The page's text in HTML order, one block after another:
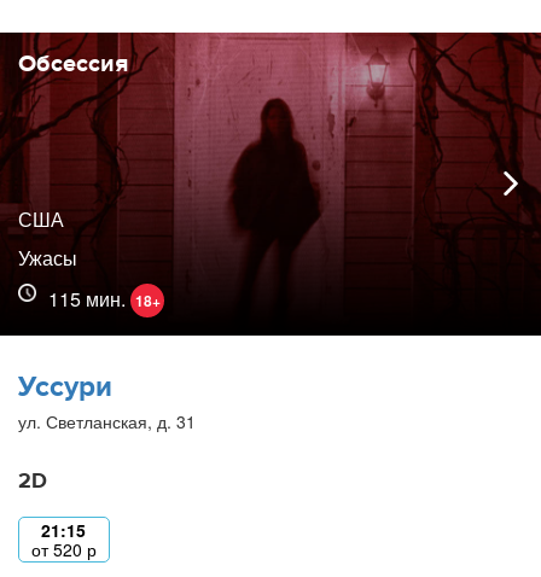
Обсессия
США
Ужасы
115 мин. 18+
Уссури
ул. Светланская, д. 31
2D
21:15
от520 р